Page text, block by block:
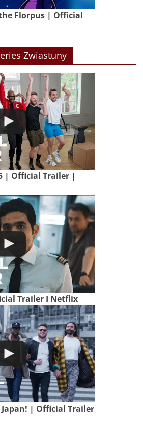
Florpus | Official
Zwiastuny
| Official Trailer |
Trailer I Netflix
Japan! | Official Trailer